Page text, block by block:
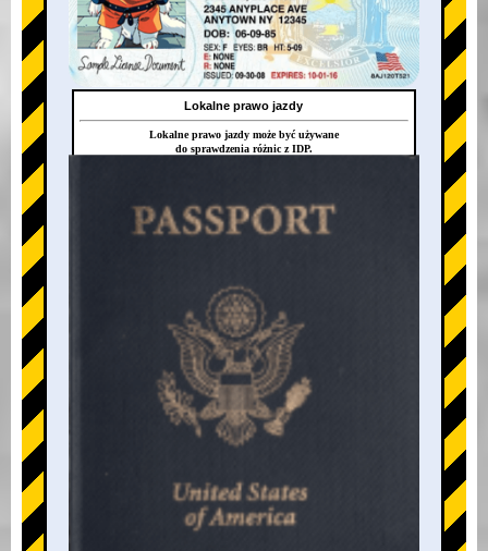
+
Lokalne prawo jazdy
Lokalne prawo jazdy może być używane
do sprawdzenia różnic z IDP.